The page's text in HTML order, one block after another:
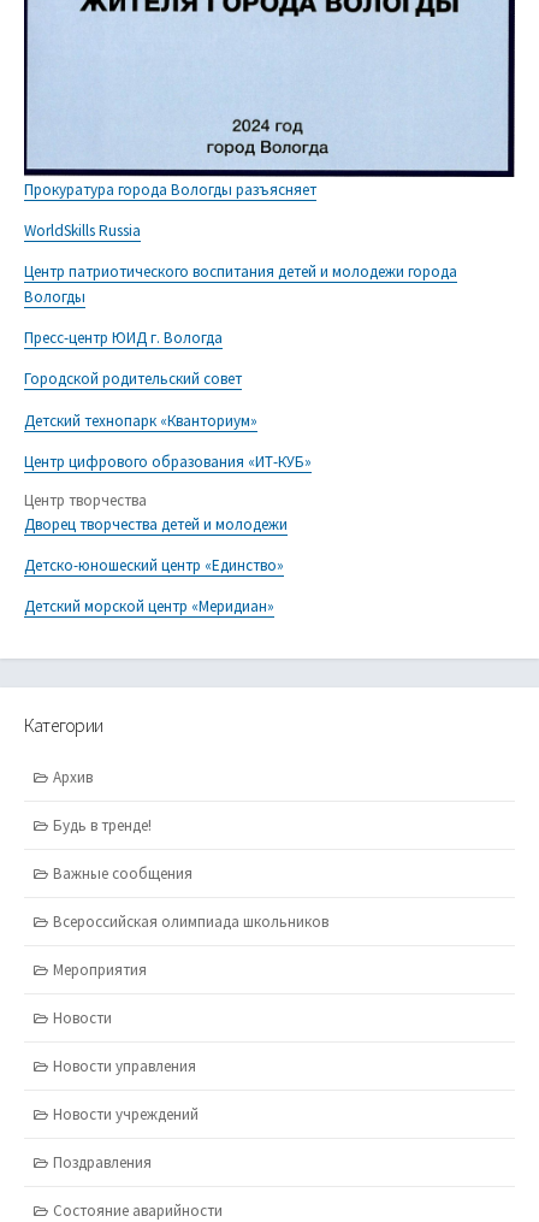
Прокуратура города Вологды разъясняет
WorldSkills Russia
Центр патриотического воспитания детей и молодежи города
Вологды
Пресс-центр ЮИД г. Вологда
Городской родительский совет
Детский технопарк «Кванториум»
Центр цифрового образования «ИТ-КУБ»
Центр творчества
Дворец творчества детей и молодежи
Детско-юношеский центр «Единство»
Детский морской центр «Меридиан»
Категории
Архив
Будь в тренде!
Важные сообщения
Всероссийская олимпиада школьников
Мероприятия
Новости
Новости управления
Новости учреждений
Поздравления
Состояние аварийности